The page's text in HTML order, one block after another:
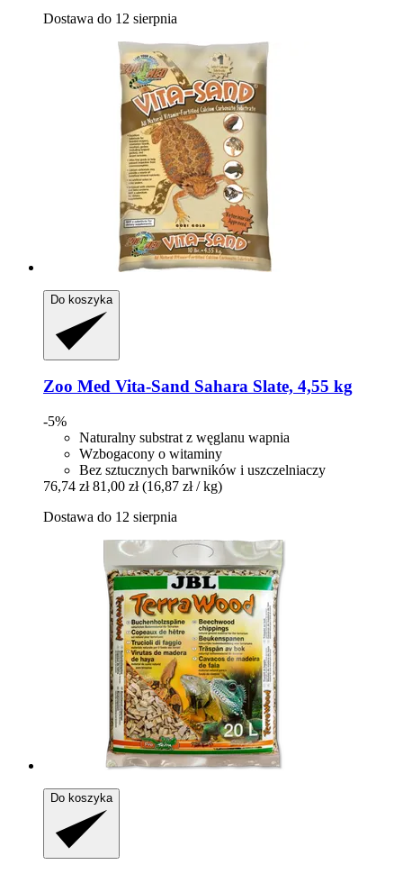
Dostawa do 12 sierpnia
Do koszyka
Zoo Med Vita-​Sand Sahara Slate, 4,55 kg
-5%
Naturalny substrat z węglanu wapnia
Wzbogacony o witaminy
Bez sztucznych barwników i uszczelniaczy
76,74 zł 81,00 zł (16,87 zł / kg)
Dostawa do 12 sierpnia
Do koszyka